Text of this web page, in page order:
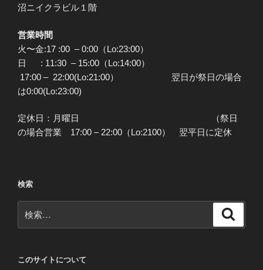
沼ニイクラビル１階
営業時間
火〜金:17 :00 – 0:00（Lo:23:00）
日 : 11:30 – 15:00（Lo:14:00）
17:00 – 22:00(Lo:21:00） 翌日が祭日の場合
は0:00(Lo:23:00)
定休日：月曜日 （祭日
の場合営業 17:00 – 22:00（Lo:2100） 翌平日に定休
検索
索:
このサイトについて